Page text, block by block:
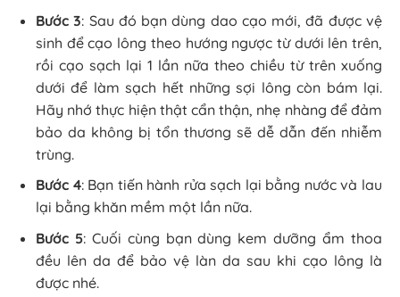
Bước 3: Sau đó bạn dùng dao cạo mới, đã được vệ
sinh để cạo lông theo hướng ngược từ dưới lên trên,
rồi cạo sạch lại 1 lần nữa theo chiều từ trên xuống
dưới để làm sạch hết những sợi lông còn bám lại.
Hãy nhớ thực hiện thật cẩn thận, nhẹ nhàng để đảm
bảo da không bị tổn thương sẽ dễ dẫn đến nhiễm
trùng.
Bước 4: Bạn tiến hành rửa sạch lại bằng nước và lau
lại bằng khăn mềm một lần nữa.
Bước 5: Cuối cùng bạn dùng kem dưỡng ẩm thoa
đều lên da để bảo vệ làn da sau khi cạo lông là
được nhé.